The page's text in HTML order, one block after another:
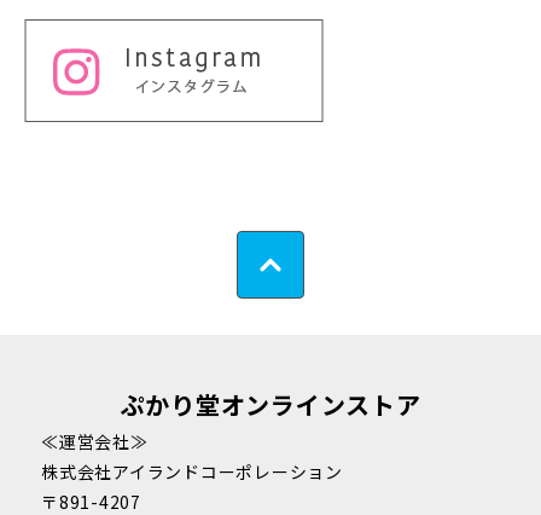
ぷかり堂オンラインストア
≪運営会社≫
株式会社アイランドコーポレーション
〒891-4207